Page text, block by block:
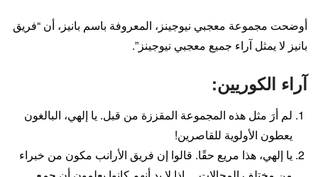
أوضحت مجموعة معجبي نيوجينز، المعروفة باسم بانيز، أن “فريق
بانيز لا يمثل آراء جميع معجبي نيوجينز”.
آراء الكوريين:
لم أرَ مثل هذه المجموعة المقززة من قبل. يا إلهي، البالغون
يعطون الأولوية للقاصرين!
يا إلهي، هذا مريع حقًا. قالوا إن فريق الأرانب مكون من خبراء